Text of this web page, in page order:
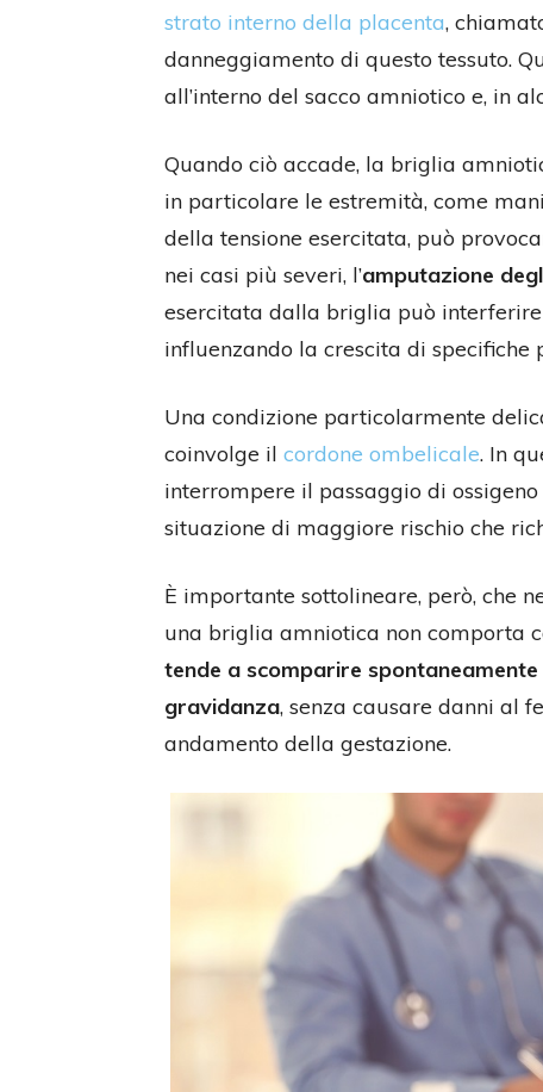
strato interno della placenta,
danneggiamento di questo tessuto.
all’interno del sacco amniotico e, in
Quando ciò accade, la briglia
in particolare le estremità, come
della tensione esercitata, può
nei casi più severi, l’amputazione
esercitata dalla briglia può
influenzando la crescita di
Una condizione particolarmente
coinvolge il cordone ombelicale. In
interrompere il passaggio di
situazione di maggiore rischio che
È importante sottolineare, però, che
una briglia amniotica non comporta
tende a scomparire spontaneamente
gravidanza, senza causare danni al
andamento della gestazione.